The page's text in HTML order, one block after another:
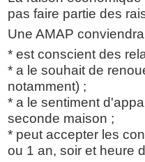
pas faire partie des
Une AMAP
* est conscient des
* a le souhait de
notamment) ;
* a le sentiment
seconde maison ;
* peut accepter les
ou 1 an, soir et heure